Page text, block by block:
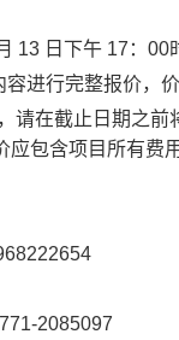
13 日下午 17：00
进行完整报价，
请在截止日期之
应包含项目所有费
2085097